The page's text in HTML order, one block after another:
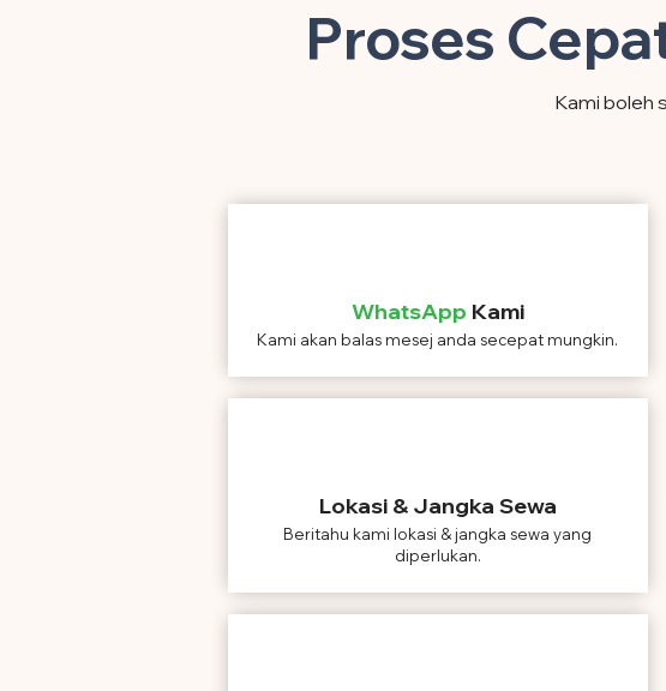
Proses
Kami boleh
WhatsApp Kami
Kami akan balas mesej anda secepat mungkin.
Lokasi & Jangka Sewa
Beritahu kami lokasi & jangka sewa yang
diperlukan.